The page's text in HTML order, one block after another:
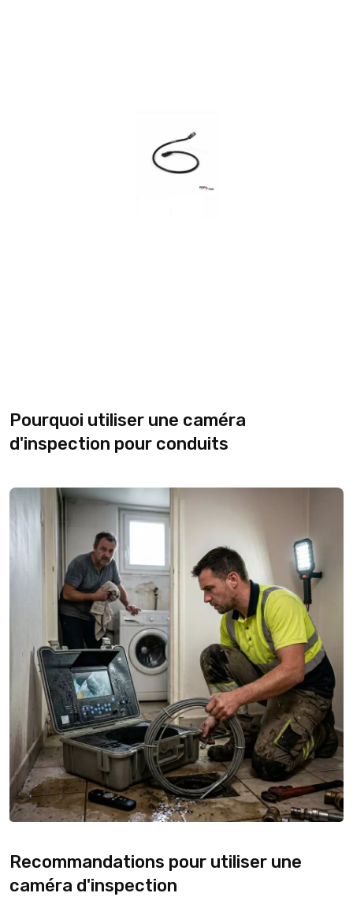
Pourquoi utiliser une caméra
d'inspection pour conduits
Recommandations pour utiliser une
caméra d'inspection